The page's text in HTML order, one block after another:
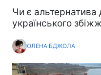
Чи є альтернатива
українського
ОЛЕНА БДЖОЛА